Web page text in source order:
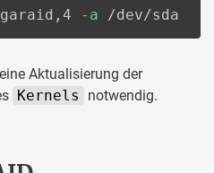
-a /dev/sda
Aktualisierung der
Kernels notwendig.